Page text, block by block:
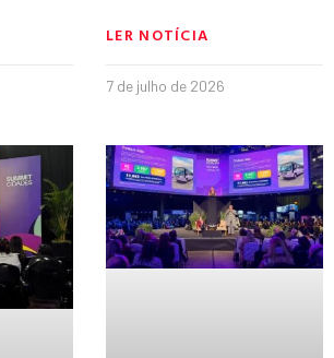
LER NOTÍCIA
7 de julho de 2026